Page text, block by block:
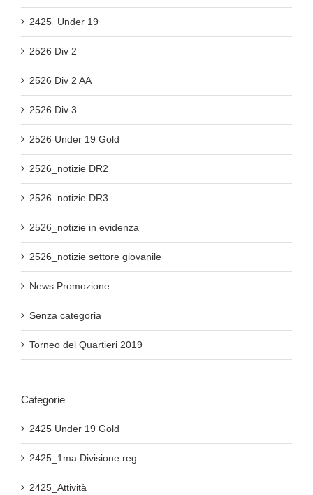
2425_Under 19
2526 Div 2
2526 Div 2 AA
2526 Div 3
2526 Under 19 Gold
2526_notizie DR2
2526_notizie DR3
2526_notizie in evidenza
2526_notizie settore giovanile
News Promozione
Senza categoria
Torneo dei Quartieri 2019
Categorie
2425 Under 19 Gold
2425_1ma Divisione reg.
2425_Attività